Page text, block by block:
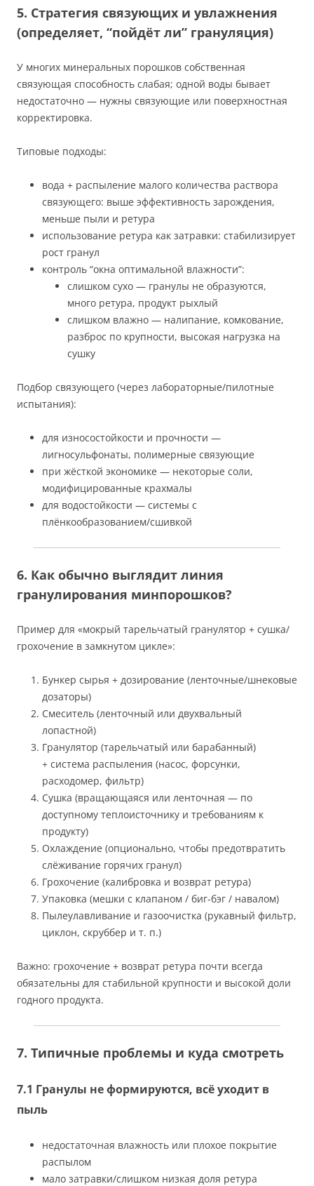
5. Стратегия связующих и увлажнения
(определяет, “пойдёт ли” грануляция)
У многих минеральных порошков собственная
связующая способность слабая; одной воды бывает
недостаточно — нужны связующие или поверхностная
корректировка.
Типовые подходы:
вода + распыление малого количества раствора
связующего: выше эффективность зарождения,
меньше пыли и ретура
использование ретура как затравки: стабилизирует
рост гранул
контроль “окна оптимальной влажности”:
слишком сухо — гранулы не образуются,
много ретура, продукт рыхлый
слишком влажно — налипание, комкование,
разброс по крупности, высокая нагрузка на
сушку
Подбор связующего (через лабораторные/пилотные
испытания):
для износостойкости и прочности —
лигносульфонаты, полимерные связующие
при жёсткой экономике — некоторые соли,
модифицированные крахмалы
для водостойкости — системы с
плёнкообразованием/сшивкой
6. Как обычно выглядит линия
гранулирования минпорошков?
Пример для «мокрый тарельчатый гранулятор + сушка/
грохочение в замкнутом цикле»:
Бункер сырья + дозирование (ленточные/шнековые
дозаторы)
Смеситель (ленточный или двухвальный
лопастной)
Гранулятор (тарельчатый или барабанный)
+ система распыления (насос, форсунки,
расходомер, фильтр)
Сушка (вращающаяся или ленточная — по
доступному теплоисточнику и требованиям к
продукту)
Охлаждение (опционально, чтобы предотвратить
слёживание горячих гранул)
Грохочение (калибровка и возврат ретура)
Упаковка (мешки с клапаном / биг-бэг / навалом)
Пылеулавливание и газоочистка (рукавный фильтр,
циклон, скруббер и т. п.)
Важно: грохочение + возврат ретура почти всегда
обязательны для стабильной крупности и высокой доли
годного продукта.
7. Типичные проблемы и куда смотреть
7.1 Гранулы не формируются, всё уходит в
пыль
недостаточная влажность или плохое покрытие
распылом
мало затравки/слишком низкая доля ретура